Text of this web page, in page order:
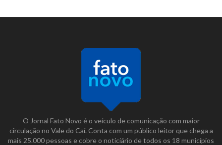
O Jornal Fato Novo é o veículo de comunicação com maior
circulação no Vale do Caí. Conta com um público leitor que chega a
mais 25.000 pessoas e cobre o noticiário de todos os 18 municípios